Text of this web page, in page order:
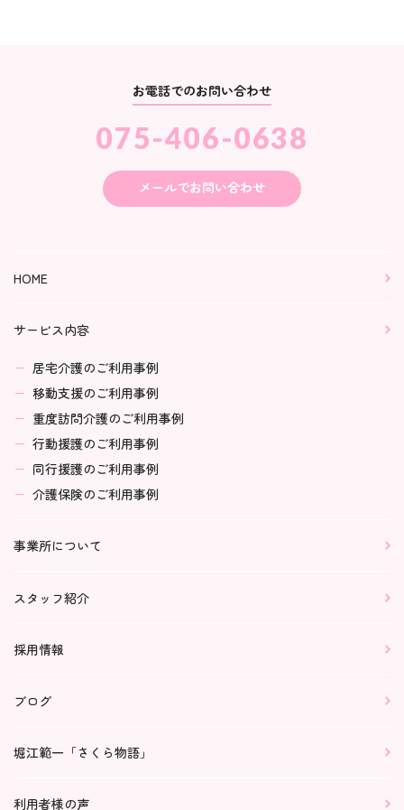
お電話でのお問い合わせ
075-406-0638
メールでお問い合わせ
HOME
サービス内容
居宅介護のご利用事例
移動支援のご利用事例
重度訪問介護のご利用事例
行動援護のご利用事例
同行援護のご利用事例
介護保険のご利用事例
事業所について
スタッフ紹介
採用情報
ブログ
堀江範一「さくら物語」
利用者様の声